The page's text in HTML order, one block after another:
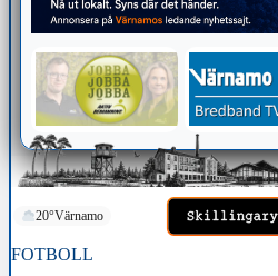
20°Värnamo
FOTBOLL